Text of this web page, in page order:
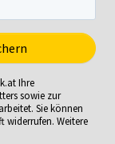
Ihre
sowie zur
Sie können
widerrufen. Weitere